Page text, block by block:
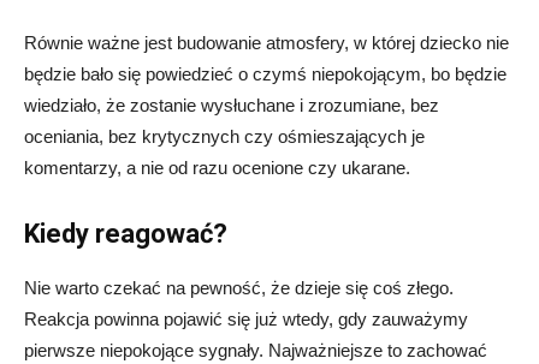
Równie ważne jest budowanie atmosfery, w której dziecko nie
będzie bało się powiedzieć o czymś niepokojącym, bo będzie
wiedziało, że zostanie wysłuchane i zrozumiane, bez
oceniania, bez krytycznych czy ośmieszających je
komentarzy, a nie od razu ocenione czy ukarane.
Kiedy reagować?
Nie warto czekać na pewność, że dzieje się coś złego.
Reakcja powinna pojawić się już wtedy, gdy zauważymy
pierwsze niepokojące sygnały. Najważniejsze to zachować